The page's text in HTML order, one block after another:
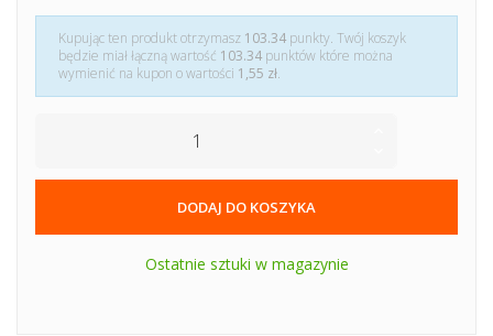
Kupując ten produkt otrzymasz 103.34 punkty. Twój koszyk
będzie miał łączną wartość 103.34 punktów które można
wymienić na kupon o wartości 1,55 zł.
DODAJ DO KOSZYKA
Ostatnie sztuki w magazynie